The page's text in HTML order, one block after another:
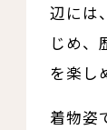
辺には
じめ、
を楽し
着物姿